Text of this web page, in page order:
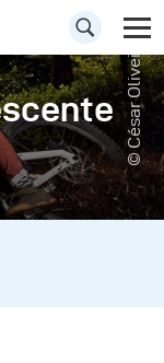
© César Oliveira